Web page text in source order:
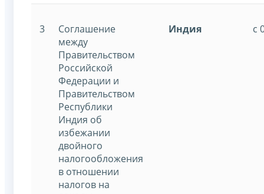
3
Соглашение
между
Правительством
Российской
Федерации и
Правительством
Республики
Индия об
избежании
двойного
налогообложения
в отношении
налогов на
Индия с